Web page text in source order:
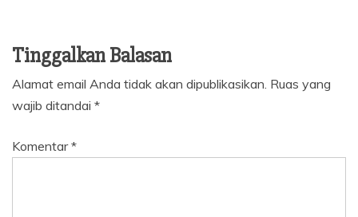
Tinggalkan Balasan
Alamat email Anda tidak akan dipublikasikan. Ruas yang
wajib ditandai *
Komentar*